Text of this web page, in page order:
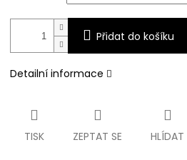
Přidat do košíku
Detailní informace
TISK ZEPTAT SE HLÍDAT